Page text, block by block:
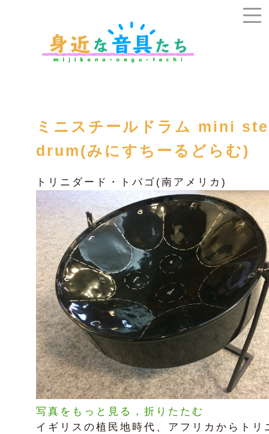
ミニスチールドラム mini
drum(みにすちーるどらむ)
トリニダード・トバゴ(南アメリカ)
写真をもっと見る，折りたたむ
イギリスの植民地時代、アフリカからトリ